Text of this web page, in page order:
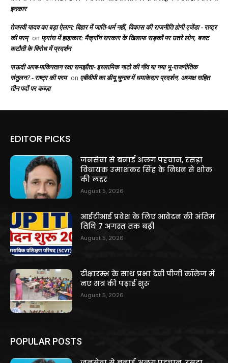
इनकार
तेजस्वी यादव का बड़ा ऐलान: बिहार में जाति-धर्म नहीं, विकास की राजनीति होगी एजेंडा - राष्ट्र
की परम् on फ्रांस में हाहाकार: मैक्रॉन सरकार के खिलाफ सड़कों पर उतरे लोग, बजट
कटौती के विरोध में प्रदर्शन
सऊदी अरब-पाकिस्तान रक्षा समझौता- इस्लामिक नाटो की नींव या नया भू-राजनीतिक
संतुलन? - राष्ट्र की परम on एबीवीपी का डीयू चुनाव में धमाकेदार प्रदर्शन, अध्यक्ष सहित
तीन पदों पर कब्ज़ा
EDITOR PICKS
जनसेवा से बनाई अलग पहचान, रसड़ा
विधायक उमाशंकर सिंह के निधन से शोक
की लहर
August 5, 2026
आईटीआई प्रवेश के लिए आवेदन की अंतिम
तिथि 7 अगस्त तक बढ़ी
August 5, 2026
दीक्षारम्भ के साथ प्रभा देवी पीजी कॉलेज में
नए सत्र की पढ़ाई शुरू
August 5, 2026
POPULAR POSTS